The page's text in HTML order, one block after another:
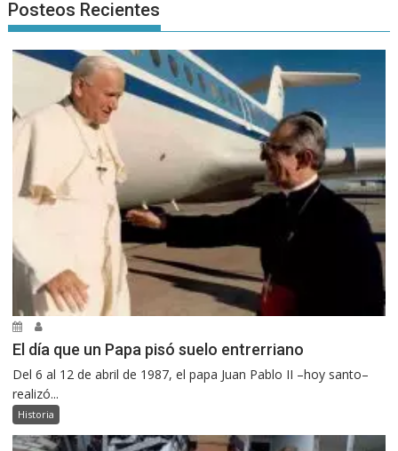
Posteos Recientes
El día que un Papa pisó suelo entrerriano
Del 6 al 12 de abril de 1987, el papa Juan Pablo II –hoy santo–
realizó...
Historia